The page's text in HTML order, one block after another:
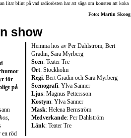
litar blint på vad radiorösten har att säga om konsten att koka
Foto: Martin Skoog
show
Hemma hos av Per Dahlström, Bert
Gradin, Sara Myrberg
Scen: Teater Tre
Ort: Stockholm
Regi: Bert Gradin och Sara Myrberg
Scenografi: Ylva Sanner
Ljus: Magnus Pettersson
Kostym: Ylva Sanner
Mask: Helena Bernström
Medverkande: Per Dahlström
Länk: Teater Tre
för
på
,
en röd